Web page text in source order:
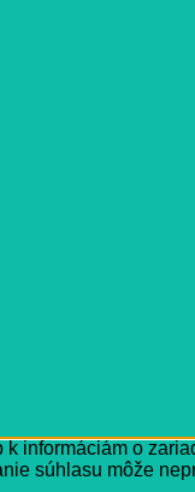
informáciám o
súhlasu môže